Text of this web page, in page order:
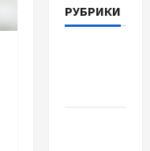
РУБРИКИ